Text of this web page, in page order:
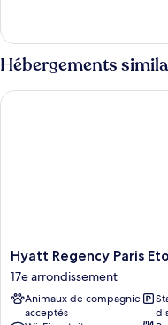
Chambre
supérieure,
1
très
Chambre
supérieure,
1
très
grand
Hébergements
Hyatt
Regency
Paris
Etoile
17e
Hyatt Regency Paris
17e arrondissement
Animaux de compagnie
acceptés
Hyatt Regency Paris Etoile